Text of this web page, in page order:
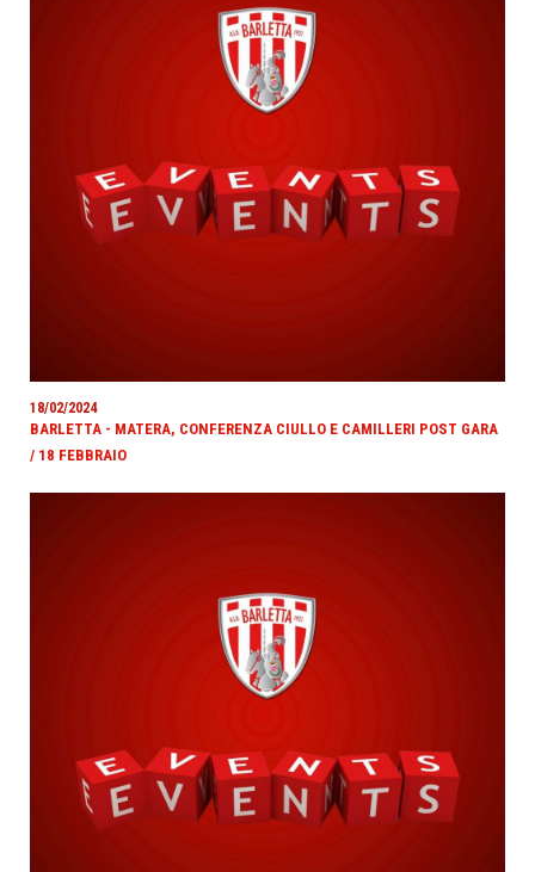
18/02/2024
BARLETTA - MATERA, CONFERENZA CIULLO E CAMILLERI POST GARA
/ 18 FEBBRAIO